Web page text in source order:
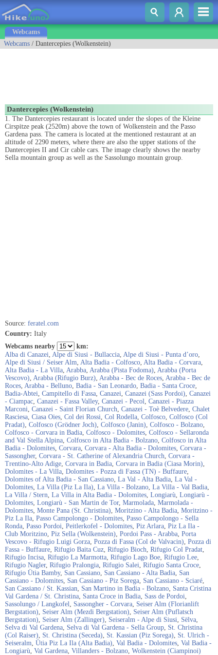
Webcams
Webcams / Dantercepies (Wolkenstein)
Dantercepies (Wolkenstein)
1. The Dantercepies restaurant is located under the slopes of the Kleine
Cirspitze peak (2520m) above the town of Wolkenstein and the Passo
Gardena pass. The camera is located at the mentioned restaurant at an
altitude of 2290 meters, where there are also the upper stations of the
Dantercepies II and Cir cable cars. The image clearly shows the nearby
Sella mountain group as well as the Sassolungo mountain group.
Source: feratel.com
Country: Italy
Webcams nearby
km:
Alba di Canazei, Alpe di Siusi - Bullaccia, Alpe di Siusi - Punta d’oro,
Alpe di Siusi / Seiser Alm, Alta Badia - Colfosco, Alta Badia - Corvara,
Alta Badia - La Villa, Arabba, Arabba (Pista Fodoma), Arabba (Porta
Vescovo), Arabba (Rifugio Burz), Arabba - Bec de Roces, Arabba - Bec de
Roces, Arabba - Belluno, Badia - San Leonardo, Badia - Santa Croce,
Badia-Abtei, Campitello di Fassa, Canazei, Canazei (Sass Pordoi), Canazei
- Ciampac, Canazei - Fassa Valley, Canazei - Pecol, Canazei - Piazza
Marconi, Canazei - Saint Florian Church, Canazei - Toè Belvedere, Chalet
Rasciesa, Ciasa Oies, Col dei Rossi, Col Rodella, Colfosco, Colfosco (Col
Pradat), Colfosco (Grödner Joch), Colfosco (Janin), Colfosco - Bolzano,
Colfosco - Corvara in Badia, Colfosco - Dolomites, Colfosco - Sellaronda
and Val Stella Alpina, Colfosco in Alta Badia - Bolzano, Colfosco in Alta
Badia - Dolomites, Corvara, Corvara - Alta Badia - Dolomites, Corvara -
Sassongher, Corvara - St. Catherine of Alexandria Church, Corvara -
Trentino-Alto Adige, Corvara in Badia, Corvara in Badia (Ciasa Morin),
Dolomites - La Villa, Dolomites - Pozza di Fassa (TN) - Buffaure,
Dolomites of Alta Badia - San Cassiano, La Val - Alta Badia, La Val -
Dolomites, La Villa (Piz La Ila), La Villa - Bolzano, La Villa - Val Badia,
La Villa / Stern, La Villa in Alta Badia - Dolomites, Longiarù, Longiarù -
Dolomites, Longiarù - San Martin de Tor, Marmolada, Marmolada -
Dolomites, Monte Pana (St. Christina), Moritzino - Alta Badia, Moritzino -
Piz La Ila, Passo Campolongo - Dolomites, Passo Campolongo - Sella
Ronda, Passo Pordoi, Peitlerkofel - Dolomites, Piz Arlara, Piz La Ila -
Club Moritzino, Piz Sella (Wolkenstein), Pordoi Pass - Arabba, Porta
Vescovo - Rifugio Luigi Gorza, Pozza di Fassa (Col de Valvacin), Pozza di
Fassa - Buffaure, Rifugio Baita Cuz, Rifugio Bioch, Rifugio Col Pradat,
Rifugio Incisa, Rifugio La Marmotta, Rifugio Lago Boe, Rifugio Lee,
Rifugio Nagler, Rifugio Pralongia, Rifugio Salei, Rifugio Santa Croce,
Rifugio Ütia Bamby, San Cassiano, San Cassiano - Alta Badia, San
Cassiano - Dolomites, San Cassiano - Piz Sorega, San Cassiano - Sciaré,
San Cassiano / St. Kassian, San Martino in Badia - Bolzano, Santa Cristina
Val Gardena / St. Christina, Santa Croce in Badia, Sass de Pordoi,
Sassolungo / Langkofel, Sassongher - Corvara, Seiser Alm (Florianlift
Bergstation), Seiser Alm (Mezdi Bergstation), Seiser Alm (Puflatsch
Bergstation), Seiser Alm (Zallinger), Seiseralm - Alpe di Siusi, Sëlva,
Selva di Val Gardena, Selva di Val Gardena - Sella Group, St. Christina
(Col Raiser), St. Christina (Seceda), St. Kassian (Piz Sorega), St. Ulrich -
Seiseralm, Ütia Piz La Ila (Alta Badia), Val Badia - Dolomites, Val Badia -
Longiarù, Val Gardena, Villanders - Bolzano, Wolkenstein (Ciampinoi)